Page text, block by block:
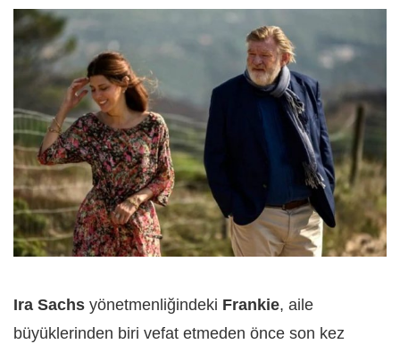
Ira Sachs yönetmenliğindeki Frankie, aile
büyüklerinden biri vefat etmeden önce son kez